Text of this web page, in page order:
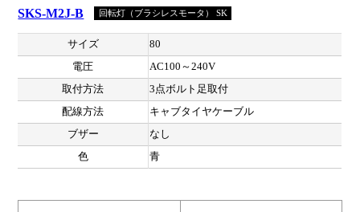
SKS-M2J-B 回転灯（ブラシレスモータ） SK
サイズ
80
電圧
AC100～240V
取付方法
3点ボルト足取付
配線方法
キャブタイヤケーブル
ブザー
なし
色
青